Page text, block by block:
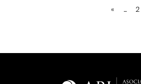
« ... 2